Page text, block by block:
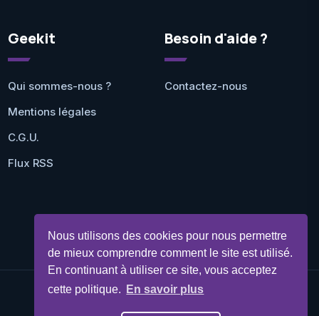
Nous utilisons des cookies pour nous permettre
de mieux comprendre comment le site est utilisé.
En continuant à utiliser ce site, vous acceptez
cette politique.
En savoir plus
Geekit
Qui sommes-nous ?
Mentions légales
C.G.U.
Flux RSS
Besoin d'aide ?
Contactez-nous